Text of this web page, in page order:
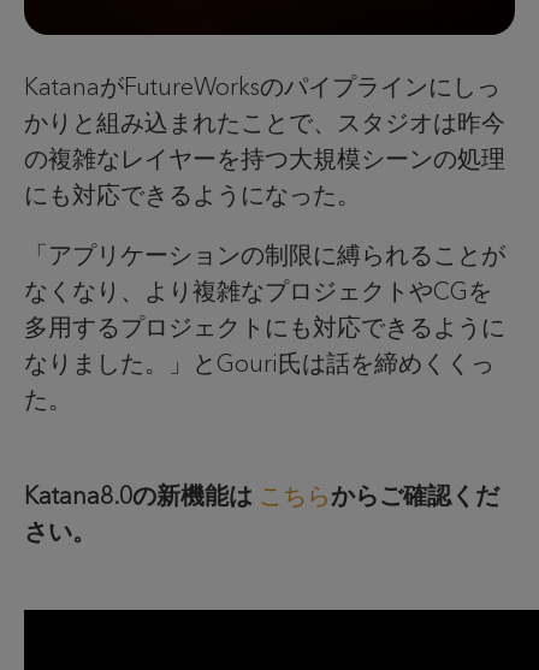
KatanaがFutureWorksのパイプラインにしっ
かりと組み込まれたことで、スタジオは昨今
の複雑なレイヤーを持つ大規模シーンの処理
にも対応できるようになった。
「アプリケーションの制限に縛られることが
なくなり、より複雑なプロジェクトやCGを
多用するプロジェクトにも対応できるように
なりました。」とGouri氏は話を締めくくっ
た。
Katana8.0の新機能は こちらからご確認くだ
さい。